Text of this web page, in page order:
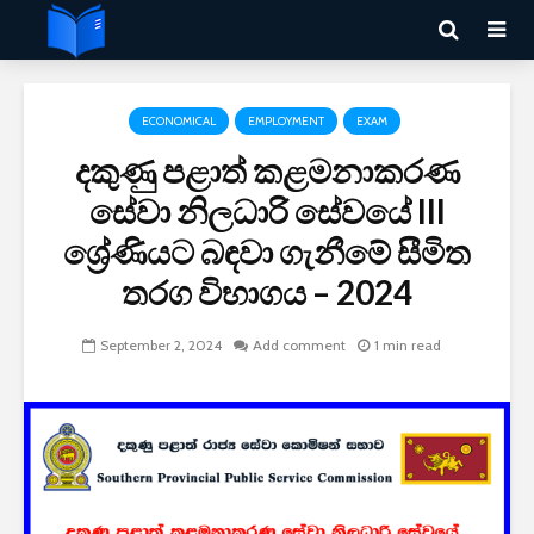
ECONOMICAL EMPLOYMENT EXAM
දකුණු පළාත් කළමනාකරණ
සේවා නිලධාරි සේවයේ III
ශ්‍රේණියට බඳවා ගැනීමේ සීමිත
තරග විභාගය – 2024
September 2, 2024 Add comment 1 min read